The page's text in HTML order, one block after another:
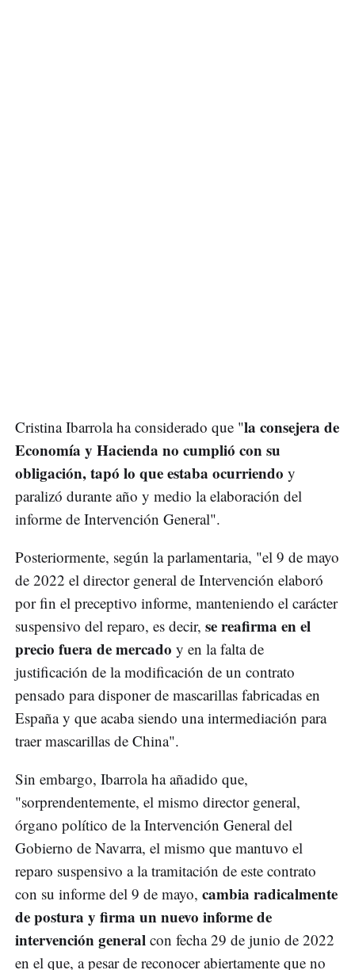
Cristina Ibarrola ha considerado que "la consejera de
Economía y Hacienda no cumplió con su
obligación, tapó lo que estaba ocurriendo y
paralizó durante año y medio la elaboración del
informe de Intervención General".
Posteriormente, según la parlamentaria, "el 9 de mayo
de 2022 el director general de Intervención elaboró
por fin el preceptivo informe, manteniendo el carácter
suspensivo del reparo, es decir, se reafirma en el
precio fuera de mercado y en la falta de
justificación de la modificación de un contrato
pensado para disponer de mascarillas fabricadas en
España y que acaba siendo una intermediación para
traer mascarillas de China".
Sin embargo, Ibarrola ha añadido que,
"sorprendentemente, el mismo director general,
órgano político de la Intervención General del
Gobierno de Navarra, el mismo que mantuvo el
reparo suspensivo a la tramitación de este contrato
con su informe del 9 de mayo, cambia radicalmente
de postura y firma un nuevo informe de
intervención general con fecha 29 de junio de 2022
en el que, a pesar de reconocer abiertamente que no